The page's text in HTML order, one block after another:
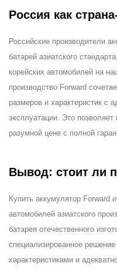
Россия как
Российские производители
батарей азиатского
корейских автомобилей на
производство Forward
размеров и характеристик с
эксплуатации. Это
разумной цене с полной
Вывод: стоит ли
Купить аккумулятор
автомобилей азиатского
батарея отечественного
специализированное
характеристиками и